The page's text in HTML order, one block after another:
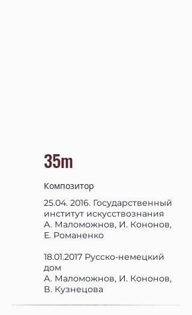
35m
Композитор
25.04. 2016. Государственный
институт искусствознания
А. Маломожнов, И. Кононов,
Е. Романенко
18.01.2017 Русско-немецкий
дом
А. Маломожнов, И. Кононов,
В. Кузнецова